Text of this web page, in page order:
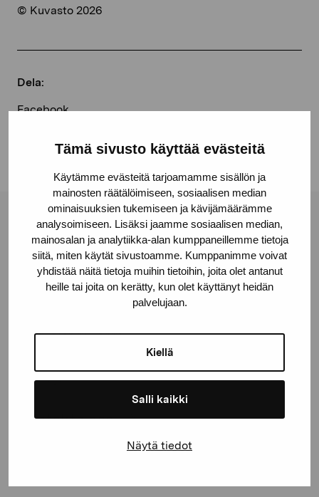
Tämä sivusto käyttää evästeitä
Käytämme evästeitä tarjoamamme sisällön ja
mainosten räätälöimiseen, sosiaalisen median
ominaisuuksien tukemiseen ja kävijämäärämme
analysoimiseen. Lisäksi jaamme sosiaalisen median,
mainosalan ja analytiikka-alan kumppaneillemme tietoja
siitä, miten käytät sivustoamme. Kumppanimme voivat
yhdistää näitä tietoja muihin tietoihin, joita olet antanut
heille tai joita on kerätty, kun olet käyttänyt heidän
palvelujaan.
Kiellä
Salli kaikki
Näytä tiedot
© Kuvasto 2026
Dela:
Facebook
Stiftelsen Pro Artibus
Gustav Wasas gata 11
10600 Ekenäs
proartibus@proartibus.fi
+358 (0)50 371 6339
Kontakta oss